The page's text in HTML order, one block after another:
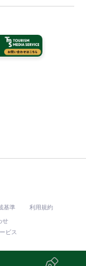
基準 利用規約
せ
ビス